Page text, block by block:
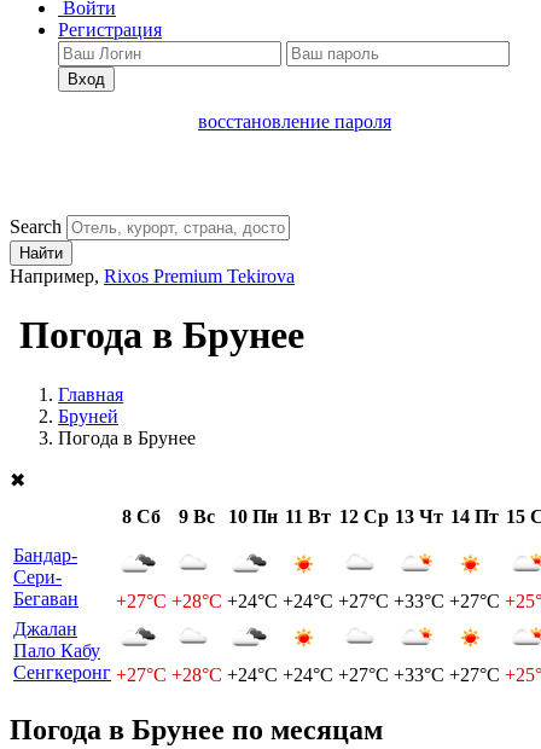
Войти
Регистрация
Вход
восстановление пароля
Search
Найти
Например, Rixos Premium Tekirova
Погода в Брунее
Главная
Бруней
Погода в Брунее
✖
8 Сб
9 Вс 10 Пн 11 Вт 12 Ср 13 Чт 14 Пт 15
Бандар-
Сери-
Бегаван
+27°C +28°C +24°C +24°C +27°C +33°C +27°C
Джалан
Пало Кабу
Сенгкеронг +27°C +28°C +24°C +24°C +27°C +33°C +27°C
Погода в Брунее по месяцам